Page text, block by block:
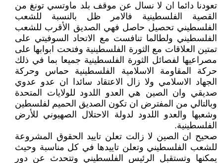
تعودنا دائما ان لا نسال عن موقف بلد ماوتسي تونغ من
القصية الفلسطينية فالامر ظل بالنسبة للشعب
الفلسطيني تحصيل حاصل فهي الصديق الأقرب للشعب
الفلسطيني ولطالما تنافست مع الاتحاد السوفيتي على
تمتين العلاقات مع الثورة الفلسطينية وفتحت ابوابها على
مصراعيها لفصائل الثورة الفلسطينية جميعا بما في ذلك
حركة المقاومة الاسلامية الفلسطينية حماس وحركة
الجهاد الاسلامي ولا زال الاعتقاد سائدا ان عدو عدوي
صديقي وان الصين هي العدو اللدود للولايات المتحدة
وبالتالي من المفترض ان تكون الصديق الحميم لفلسطين
وشعبها والعدو اللدود لدولة الاحتلال الصهيوني للأرض
الفلسطينية.
صحيح ان الصين لا زالت تعلن تاييد الحقوق المشروعة
للشعب الفلسطيني وتعلن تاييدها في كل مناسبة وحيث
يمكنها وتستقبل الرئيس الفلسطيني وتتحدث عن دور